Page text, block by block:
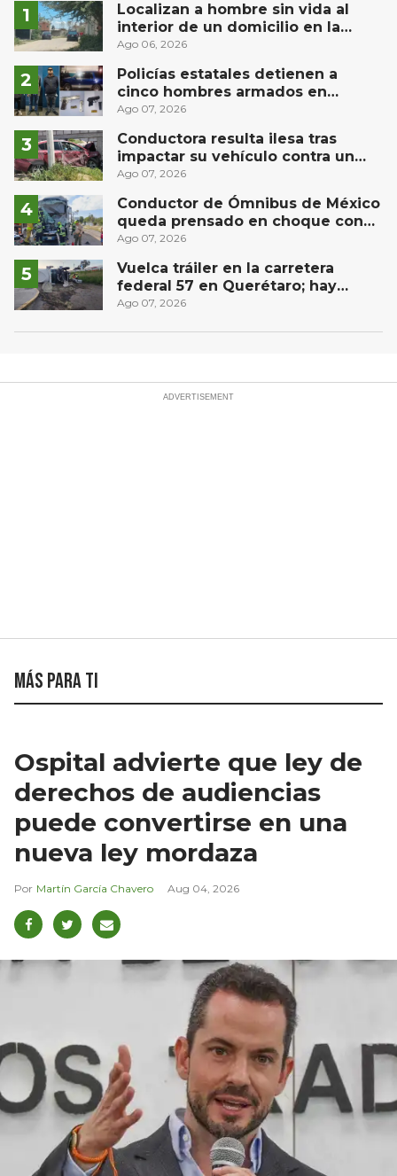
Localizan a hombre sin vida al
interior de un domicilio en la
comunidad El Rodeo, San Juan del
Ago 06, 2026
Policías estatales detienen a
cinco hombres armados en
Puebla capital
Ago 07, 2026
Conductora resulta ilesa tras
impactar su vehículo contra un
muro en Huimilpan
Ago 07, 2026
Conductor de Ómnibus de México
queda prensado en choque con
materialista en San Juan del Río
Ago 07, 2026
Vuelca tráiler en la carretera
federal 57 en Querétaro; hay
derrame de combustible
Ago 07, 2026
Más para ti
Ospital advierte que ley de
derechos de audiencias
puede convertirse en una
nueva ley mordaza
Martín García Chavero Aug 04, 2026